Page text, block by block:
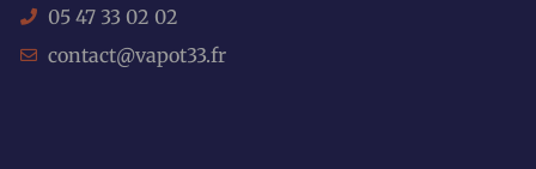
05 47 33 02 02
contact@vapot33.fr